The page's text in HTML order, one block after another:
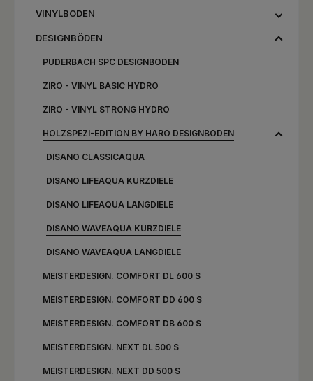
VINYLBODEN
DESIGNBÖDEN
PUDERBACH SPC DESIGNBODEN
ZIRO - VINYL BASIC HYDRO
ZIRO - VINYL STRONG HYDRO
HOLZSPEZI-EDITION BY HARO DESIGNBODEN
DISANO CLASSICAQUA
DISANO LIFEAQUA KURZDIELE
DISANO LIFEAQUA LANGDIELE
DISANO WAVEAQUA KURZDIELE
DISANO WAVEAQUA LANGDIELE
MEISTERDESIGN. COMFORT DL 600 S
MEISTERDESIGN. COMFORT DD 600 S
MEISTERDESIGN. COMFORT DB 600 S
MEISTERDESIGN. NEXT DL 500 S
MEISTERDESIGN. NEXT DD 500 S